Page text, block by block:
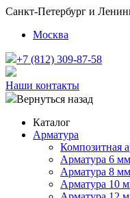
Санкт-Петербург и
Москва
+7 (812) 309-87-58
Наши контакты
Вернуться назад
Каталог
Арматура
Композитная
Арматура 6 мм
Арматура 8 мм
Арматура 10